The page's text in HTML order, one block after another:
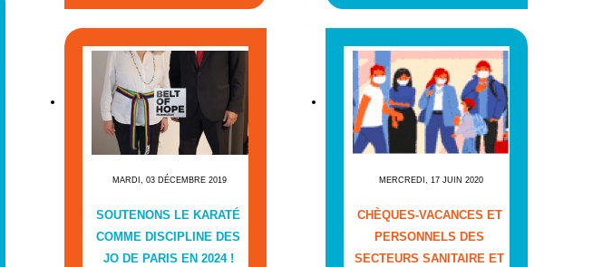
MARDI, 03 DÉCEMBRE 2019
SOUTENONS LE KARATÉ
COMME DISCIPLINE DES
JO DE PARIS EN 2024 !
MERCREDI, 17 JUIN 2020
CHÈQUES-VACANCES ET
PERSONNELS DES
SECTEURS SANITAIRE ET